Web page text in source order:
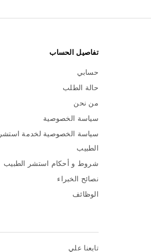
تفاصيل الحساب
حسابي
حالة الطلب
من نحن
سياسة الخصوصية
سياسة الخصوصية لخدمة استشر
الطبيب
شروط و أحكام استشر الطبيب
نصائح الخبراء
الوظائف
تابعنا علي